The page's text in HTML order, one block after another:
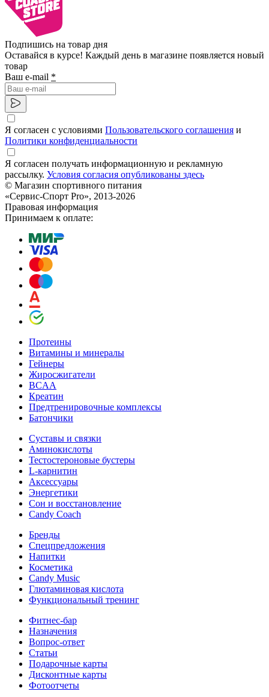
Подпишись на товар дня
Оставайся в курсе! Каждый день в магазине появляется новый
товар
Ваш e-mail *
Я согласен с условиями Пользовательского соглашения и
Политики конфиденциальности
Я согласен получать информационную и рекламную
рассылку. Условия согласия опубликованы здесь
© Магазин спортивного питания
«Сервис-Спорт Pro», 2013-2026
Правовая информация
Принимаем к оплате:
Протеины
Витамины и минералы
Гейнеры
Жиросжигатели
BCAA
Креатин
Предтренировочные комплексы
Батончики
Суставы и связки
Аминокислоты
Тестостероновые бустеры
L-карнитин
Аксессуары
Энергетики
Сон и восстановление
Candy Coach
Бренды
Спецпредложения
Напитки
Косметика
Candy Music
Глютаминовая кислота
Функциональный тренинг
Фитнес-бар
Назначения
Вопрос-ответ
Статьи
Подарочные карты
Дисконтные карты
Фотоотчеты